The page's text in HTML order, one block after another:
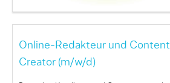
Online-Redakteur und Content
Creator (m/w/d)